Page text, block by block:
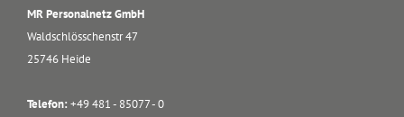
MR Personalnetz GmbH
Waldschlösschenstr 47
25746 Heide
Telefon: +49 481 - 85077 - 0